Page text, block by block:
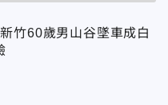
竹60歲男山谷墜車成白